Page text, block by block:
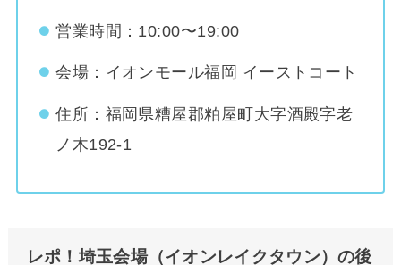
営業時間：10:00〜19:00
会場：イオンモール福岡 イーストコート
住所：福岡県糟屋郡粕屋町大字酒殿字老
ノ木192-1
レポ！埼玉会場（イオンレイクタウン）の後